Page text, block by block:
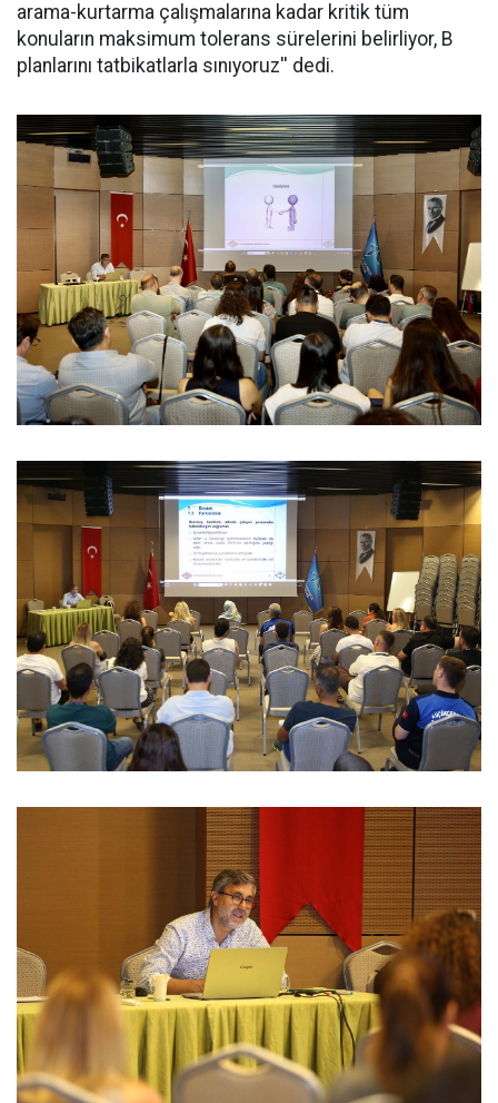
arama-kurtarma çalışmalarına kadar kritik tüm
konuların maksimum tolerans sürelerini belirliyor, B
planlarını tatbikatlarla sınıyoruz'' dedi.